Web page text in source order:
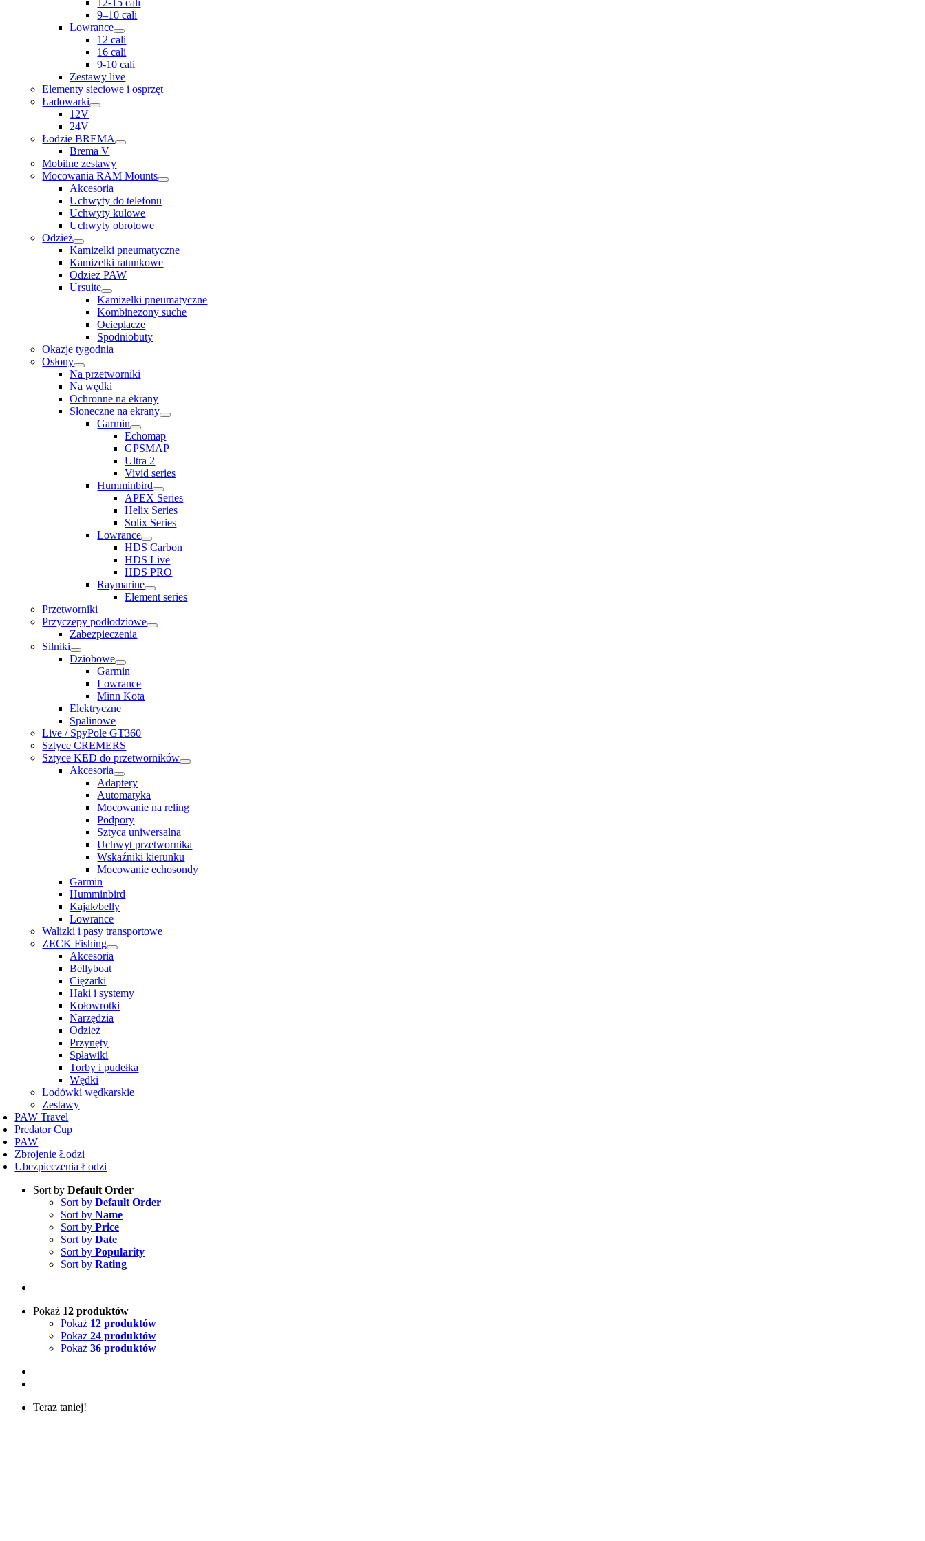
12-15 cali
9–10 cali
Lowrance
12 cali
16 cali
9-10 cali
Zestawy live
Elementy sieciowe i osprzęt
Ładowarki
12V
24V
Łodzie BREMA
Brema V
Mobilne zestawy
Mocowania RAM Mounts
Akcesoria
Uchwyty do telefonu
Uchwyty kulowe
Uchwyty obrotowe
Odzież
Kamizelki pneumatyczne
Kamizelki ratunkowe
Odzież PAW
Ursuite
Kamizelki pneumatyczne
Kombinezony suche
Ocieplacze
Spodniobuty
Okazje tygodnia
Osłony
Na przetworniki
Na wędki
Ochronne na ekrany
Słoneczne na ekrany
Garmin
Echomap
GPSMAP
Ultra 2
Vivid series
Humminbird
APEX Series
Helix Series
Solix Series
Lowrance
HDS Carbon
HDS Live
HDS PRO
Raymarine
Element series
Przetworniki
Przyczepy podłodziowe
Zabezpieczenia
Silniki
Dziobowe
Garmin
Lowrance
Minn Kota
Elektryczne
Spalinowe
Live / SpyPole GT360
Sztyce CREMERS
Sztyce KED do przetworników
Akcesoria
Adaptery
Automatyka
Mocowanie na reling
Podpory
Sztyca uniwersalna
Uchwyt przetwornika
Wskaźniki kierunku
Mocowanie echosondy
Garmin
Humminbird
Kajak/belly
Lowrance
Walizki i pasy transportowe
ZECK Fishing
Akcesoria
Bellyboat
Ciężarki
Haki i systemy
Kołowrotki
Narzędzia
Odzież
Przynęty
Spławiki
Torby i pudełka
Wędki
Lodówki wędkarskie
Zestawy
PAW Travel
Predator Cup
PAW
Zbrojenie Łodzi
Ubezpieczenia Łodzi
Sort by Default Order
Sort by Default Order
Sort by Name
Sort by Price
Sort by Date
Sort by Popularity
Sort by Rating
Pokaż 12 produktów
Pokaż 12 produktów
Pokaż 24 produktów
Pokaż 36 produktów
Teraz taniej!